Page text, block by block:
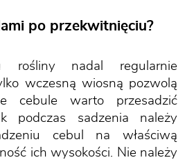
po przekwitnięciu?
rośliny nadal regularnie
wczesną wiosną pozwolą
cebule warto przesadzić
podczas sadzenia należy
cebul na właściwą
ich wysokości. Nie należy